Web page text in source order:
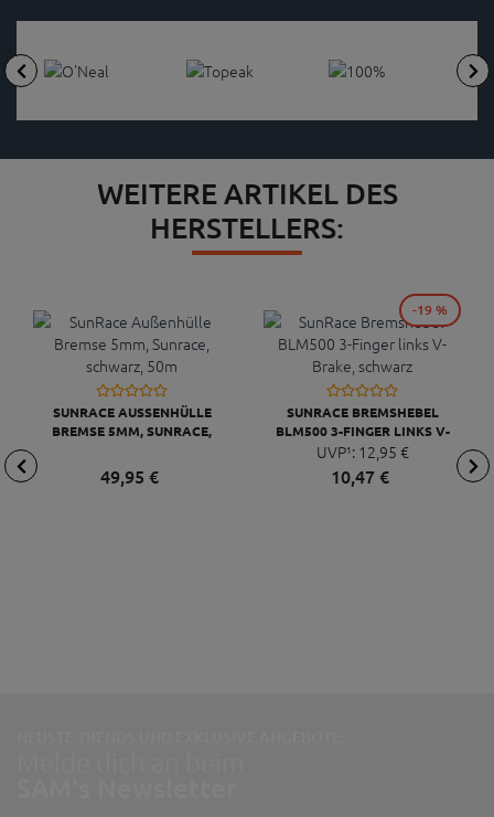
WEITERE ARTIKEL DES
HERSTELLERS:
SUNRACE AUSSENHÜLLE B
REMSE 5MM, SUNRACE, S
49,95 €
SUNRACE BREMSHEBEL
BLM500 3-FINGER LINKS V-
BRAKE, SCHWARZ
UVP¹: 12,95 €
10,47 €
-19 %